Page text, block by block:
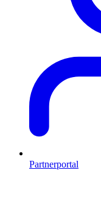
Partnerportal